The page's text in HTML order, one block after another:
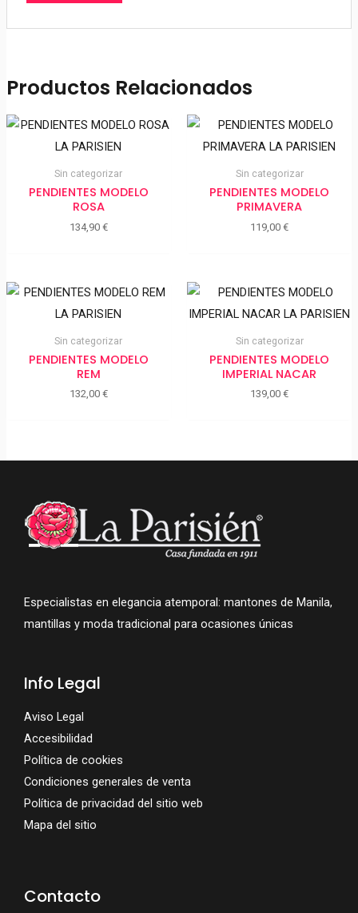
Productos Relacionados
Sin categorizar
PENDIENTES MODELO
ROSA
134,90 €
Sin categorizar
PENDIENTES MODELO
PRIMAVERA
119,00€
Sin categorizar
PENDIENTES MODELO
REM
132,00 €
Sin categorizar
PENDIENTES MODELO
IMPERIAL NACAR
139,00€
Especialistas en elegancia atemporal: mantones de Manila,
mantillas y moda tradicional para ocasiones únicas
Info Legal
Aviso Legal
Accesibilidad
Política de cookies
Condiciones generales de venta
Política de privacidad del sitio web
Mapa del sitio
Contacto